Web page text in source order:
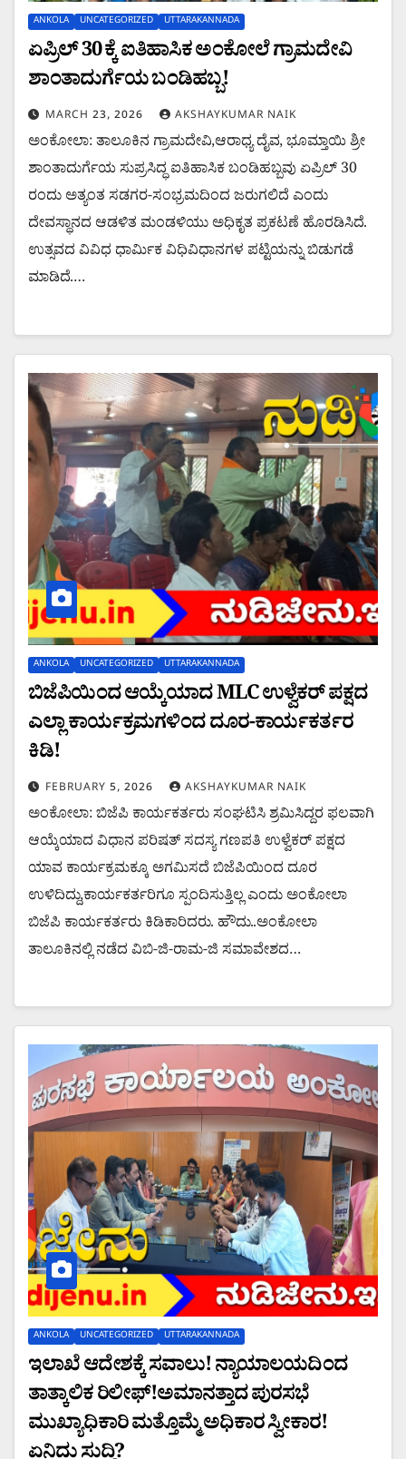
ANKOLA UNCATEGORIZED UTTARAKANNADA
ಏಪ್ರಿಲ್ 30 ಕ್ಕೆ ಐತಿಹಾಸಿಕ ಅಂಕೋಲೆ ಗ್ರಾಮದೇವಿ
ಶಾಂತಾದುರ್ಗೆಯ ಬಂಡಿಹಬ್ಬ!
MARCH 23, 2026 AKSHAYKUMAR NAIK
ಅಂಕೋಲಾ: ತಾಲೂಕಿನ ಗ್ರಾಮದೇವಿ,ಆರಾಧ್ಯ ದೈವ, ಭೂಮ್ತಾಯಿ ಶ್ರೀ
ಶಾಂತಾದುರ್ಗೆಯ ಸುಪ್ರಸಿದ್ಧ ಐತಿಹಾಸಿಕ ಬಂಡಿಹಬ್ಬವು ಏಪ್ರಿಲ್ 30
ರಂದು ಅತ್ಯಂತ ಸಡಗರ-ಸಂಭ್ರಮದಿಂದ ಜರುಗಲಿದೆ ಎಂದು
ದೇವಸ್ಥಾನದ ಆಡಳಿತ ಮಂಡಳಿಯು ಅಧಿಕೃತ ಪ್ರಕಟಣೆ ಹೊರಡಿಸಿದೆ.
ಉತ್ಸವದ ವಿವಿಧ ಧಾರ್ಮಿಕ ವಿಧಿವಿಧಾನಗಳ ಪಟ್ಟಿಯನ್ನು ಬಿಡುಗಡೆ
ಮಾಡಿದೆ.…
ANKOLA UNCATEGORIZED UTTARAKANNADA
ಬಿಜೆಪಿಯಿಂದ ಆಯ್ಕೆಯಾದ MLC ಉಳ್ವೆಕರ್ ಪಕ್ಷದ
ಎಲ್ಲಾ ಕಾರ್ಯಕ್ರಮಗಳಿಂದ ದೂರ-ಕಾರ್ಯಕರ್ತರ
ಕಿಡಿ!
FEBRUARY 5, 2026 AKSHAYKUMAR NAIK
ಅಂಕೋಲಾ: ಬಿಜೆಪಿ ಕಾರ್ಯಕರ್ತರು ಸಂಘಟಿಸಿ ಶ್ರಮಿಸಿದ್ದರ ಫಲವಾಗಿ
ಆಯ್ಕೆಯಾದ ವಿಧಾನ ಪರಿಷತ್ ಸದಸ್ಯ ಗಣಪತಿ ಉಳ್ವೆಕರ್ ಪಕ್ಷದ
ಯಾವ ಕಾರ್ಯಕ್ರಮಕ್ಕೂ ಅಗಮಿಸದೆ ಬಿಜೆಪಿಯಿಂದ ದೂರ
ಉಳಿದಿದ್ದು,ಕಾರ್ಯಕರ್ತರಿಗೂ ಸ್ಪಂದಿಸುತ್ತಿಲ್ಲ ಎಂದು ಅಂಕೋಲಾ
ಬಿಜೆಪಿ ಕಾರ್ಯಕರ್ತರು ಕಿಡಿಕಾರಿದರು. ಹೌದು..ಅಂಕೋಲಾ
ತಾಲೂಕಿನಲ್ಲಿ ನಡೆದ ವಿಬಿ-ಜಿ-ರಾಮ-ಜಿ ಸಮಾವೇಶದ…
ANKOLA UNCATEGORIZED UTTARAKANNADA
ಇಲಾಖೆ ಆದೇಶಕ್ಕೆ ಸವಾಲು! ನ್ಯಾಯಾಲಯದಿಂದ
ತಾತ್ಕಾಲಿಕ ರಿಲೀಫ್!ಅಮಾನತ್ತಾದ ಪುರಸಭೆ
ಮುಖ್ಯಾಧಿಕಾರಿ ಮತ್ತೊಮ್ಮೆ ಅಧಿಕಾರ ಸ್ವೀಕಾರ!